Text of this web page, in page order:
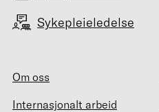
Sykepleieledelse
Om oss
Internasjonalt arbeid